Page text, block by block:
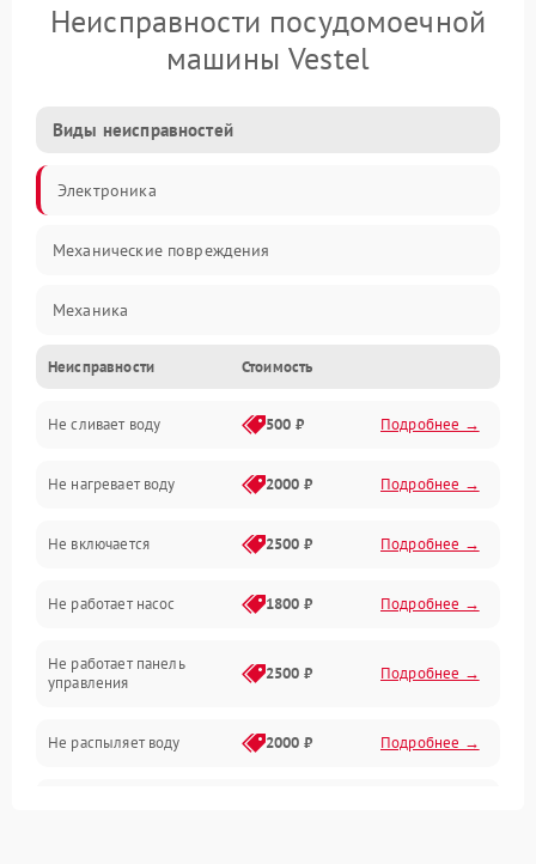
Неисправности посудомоечной
машины Vestel
Виды неисправностей
Электроника
Механические повреждения
Механика
Управление
Электропитание
Датчики
Нагрев
Вода
Гигиена
Программное обеспечение
Неисправности Стоимость
Не сливает воду 500 ₽ Подробнее →
Не нагревает воду 2000 ₽ Подробнее →
Не включается 2500 ₽ Подробнее →
Не работает насос 1800 ₽ Подробнее →
Не работает панель
управления
2500 ₽ Подробнее →
Не распыляет воду 2000 ₽ Подробнее →